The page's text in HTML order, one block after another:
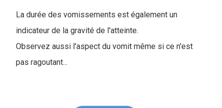
La durée des vomissements est également un
indicateur de la gravité de l'atteinte.
Observez aussi l'aspect du vomit même si ce n'est
pas ragoutant...